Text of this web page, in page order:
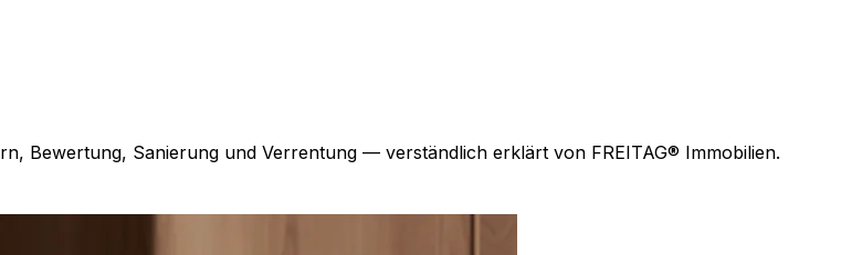
Bewertung, Sanierung und Verrentung — verständlich erklärt von FREITAG® Immobilien.